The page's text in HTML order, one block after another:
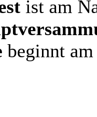
ist am
beginnt